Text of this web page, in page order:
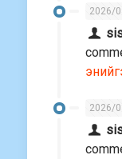
2026/
2026/